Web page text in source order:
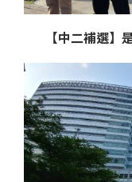
【中二補選